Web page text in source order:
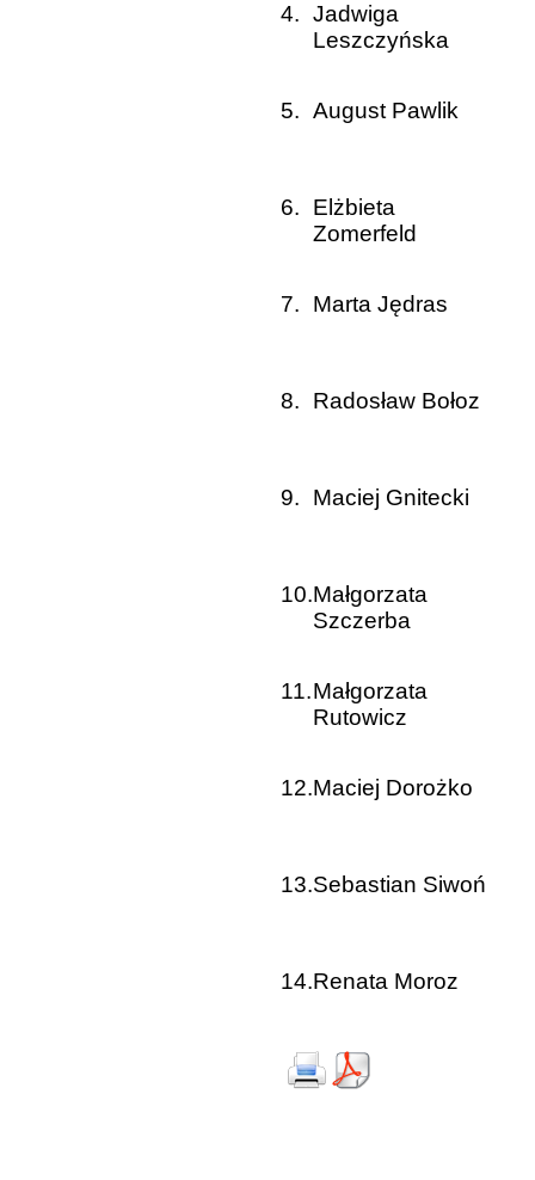
4. Jadwiga
Leszczyńska
5. August Pawlik
6.
Elżbieta
Zomerfeld
7. Marta Jędras
8. Radosław Bołoz
9. Maciej Gnitecki
10.Małgorzata
Szczerba
11.Małgorzata
Rutowicz
12.Maciej Dorożko
13.Sebastian Siwoń
14.Renata Moroz